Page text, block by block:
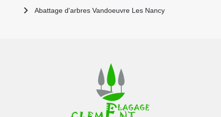
Abattage d'arbres Vandoeuvre Les Nancy